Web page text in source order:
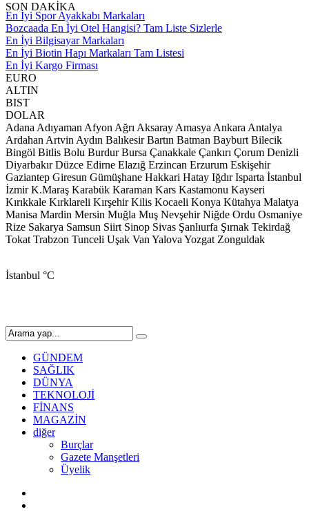
SON DAKİKA
Bozcaada En İyi Otel Hangisi? Tam Liste Sizlerle
En İyi Bilgisayar Markaları
En İyi Biotin Hapı Markaları Tam Listesi
En İyi Kargo Firması
En İyi Spor Ayakkabı Markaları
EURO
ALTIN
BIST
DOLAR
AdanaAdıyamanAfyonAğrıAksaray AmasyaAnkaraAntalya
ArdahanArtvinAydın Balıkesir Bartın Batman Bayburt Bilecik
Bingöl Bitlis Bolu Burdur Bursa Çanakkale Çankırı Çorum Denizli
Diyarbakır Düzce Edirne Elazığ Erzincan Erzurum Eskişehir
Gaziantep Giresun Gümüşhane Hakkari Hatay Iğdır Isparta İstanbul
İzmir K.Maraş Karabük Karaman Kars Kastamonu Kayseri
Kırıkkale Kırklareli Kırşehir Kilis Kocaeli Konya Kütahya Malatya
Manisa Mardin Mersin Muğla Muş Nevşehir Niğde Ordu Osmaniye
Rize Sakarya Samsun Siirt Sinop Sivas Şanlıurfa Şırnak Tekirdağ
Tokat Trabzon Tunceli Uşak Van Yalova Yozgat Zonguldak
İstanbul °C
GÜNDEM
SAĞLIK
DÜNYA
TEKNOLOJİ
FİNANS
MAGAZİN
diğer
Burçlar
Gazete Manşetleri
Üyelik